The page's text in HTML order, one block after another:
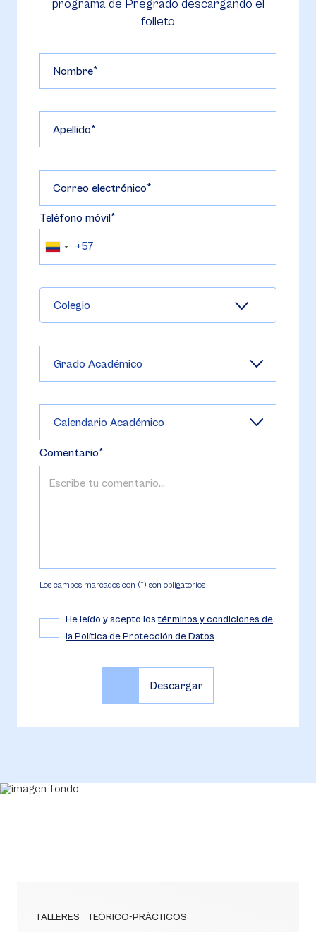
programa de Pregrado descargando el
folleto
Nombre
Apellido
Correo electrónico
Teléfono móvil
Colegio
Comentario
Los campos marcados con (*) son obligatorios
He leído y acepto lostérminos y condiciones de
la Política de Protección de Datos
TALLERES TEÓRICO-PRÁCTICOS